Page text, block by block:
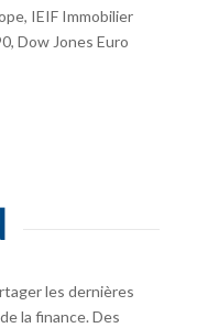
IEIF Immobilier
Dow Jones Euro
les dernières
la finance. Des